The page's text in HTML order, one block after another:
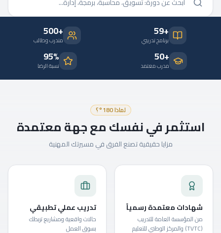
+59
برنامج تدريبي
+500
متدرب وطالب
+50
مدرب معتمد
95%
نسبة الرضا
لماذا 180°؟
استثمر في نفسك مع جهة معتمدة
مزايا حقيقية تصنع الفرق في مسيرتك المهنية
شهادات معتمدة رسمياً
من المؤسسة العامة للتدريب
(TVTC) والمركز الوطني للتعليم
تدريب عملي تطبيقي
حالات واقعية ومشاريع تربطك
بسوق العمل